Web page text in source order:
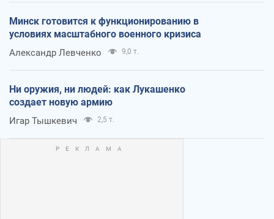
Минск готовится к функционированию в
условиях масштабного военного кризиса
Александр Левченко 9,0 т.
Ни оружия, ни людей: как Лукашенко
создает новую армию
Игар Тышкевич 2,5 т.